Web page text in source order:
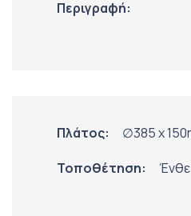
Περιγραφή:
Πλάτος:
∅385 x
Τοποθέτηση: